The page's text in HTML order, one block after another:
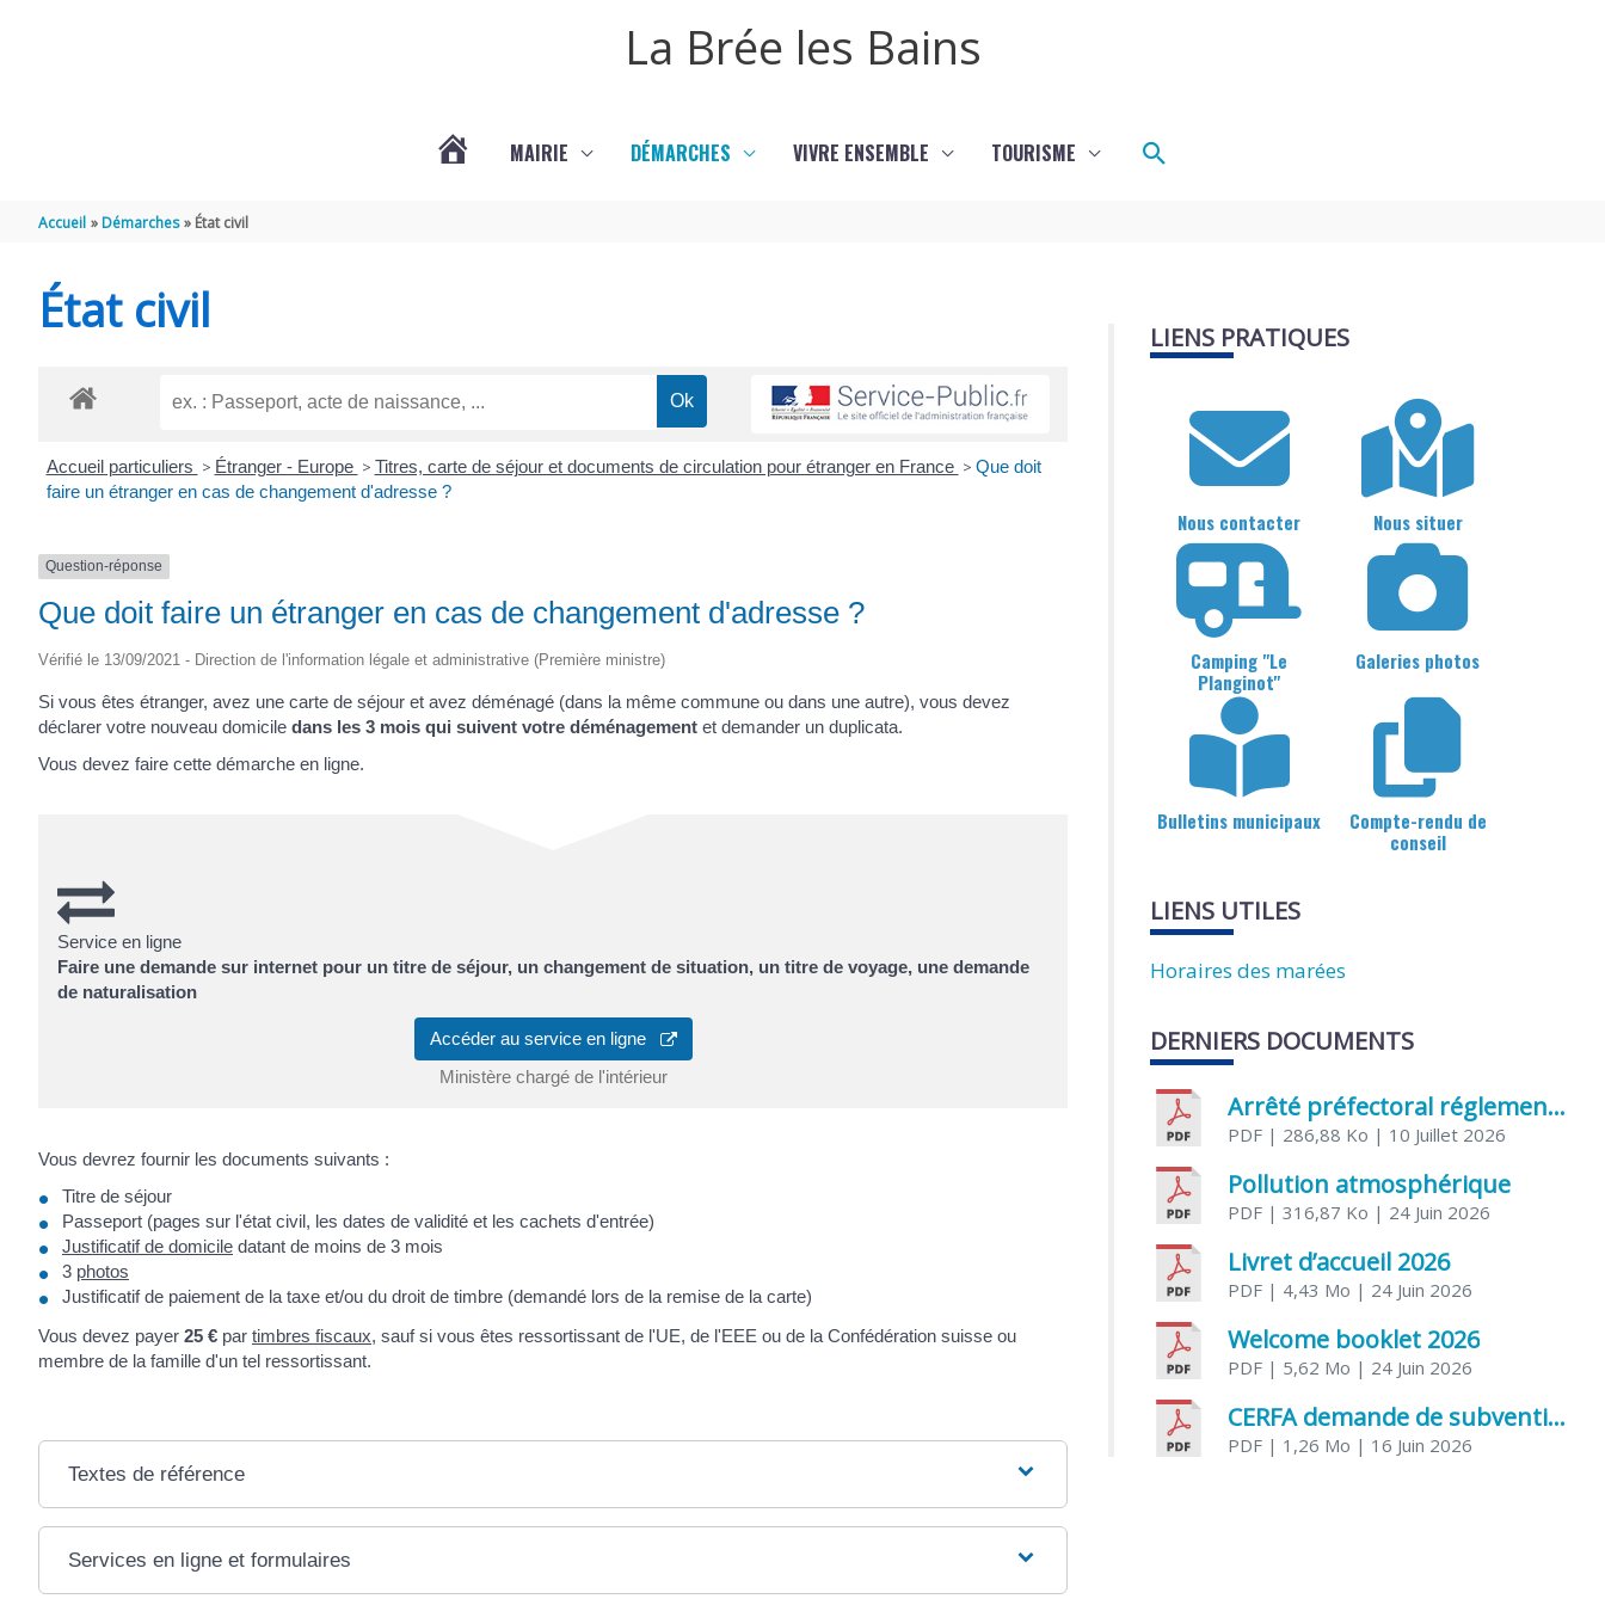
La Brée les Bains
TITRE)
MAIRIE DÉMARCHES VIVRE ENSEMBLE TOURISME Rechercher
Accueil Démarches État civil
État civil
Accueil particuliers > Étranger - Europe > Titres, carte de séjour et documents de circulation pour étranger en France > Que doit
faire un étranger en cas de changement d'adresse ?
Question-réponse
Que doit faire un étranger en cas de changement d'adresse ?
Vérifié le 13/09/2021 - Direction de l'information légale et administrative (Première ministre)
Si vous êtes étranger, avez une carte de séjour et avez déménagé (dans la même commune ou dans une autre), vous devez
déclarer votre nouveau domicile dans les 3 mois qui suivent votre déménagement et demander un duplicata.
Vous devez faire cette démarche en ligne.
Service en ligne
Faire une demande sur internet pour un titre de séjour, un changement de situation, un titre de voyage, une demande
de naturalisation
Accéder au service en ligne
Ministère chargé de l'intérieur
Vous devrez fournir les documents suivants :
Titre de séjour
Passeport (pages sur l'état civil, les dates de validité et les cachets d'entrée)
Justificatif de domicile datant de moins de 3 mois
3 photos
Justificatif de paiement de la taxe et/ou du droit de timbre (demandé lors de la remise de la carte)
Vous devez payer 25 € par timbres fiscaux, sauf si vous êtes ressortissant de l'UE, de l'EEE ou de la Confédération suisse ou
membre de la famille d'un tel ressortissant.
Textes de référence
Services en ligne et formulaires
LIENS PRATIQUES
Nous contacter Nous situer
Camping "Le
Planginot"
Galeries photos
Bulletins municipaux
Compte-rendu de
conseil
LIENS UTILES
Horaires des marées
DERNIERS DOCUMENTS
Arrêté préfectoral réglementant l’usage de l’eau
PDF | 286,88 Ko | 10 Juillet 2026
Pollution atmosphérique
PDF | 316,87 Ko | 24 Juin 2026
Livret d’accueil 2026
PDF | 4,43 Mo | 24 Juin 2026
Welcome booklet 2026
PDF | 5,62 Mo | 24 Juin 2026
CERFA demande de subvention association
PDF | 1,26 Mo | 16 Juin 2026